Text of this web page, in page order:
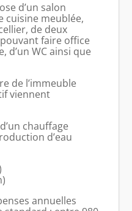
d’un salon
cuisine meublée,
de deux
faire office
d’un WC ainsi que
de l’immeuble
viennent
chauffage
d’eau
annuelles